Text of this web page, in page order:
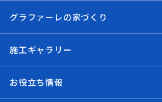
グラファーレの家づくり
施工ギャラリー
お役立ち情報